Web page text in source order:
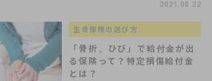
2021.08.22
生命保険の選び方
「骨折、ひび」で給付金が出
る保険って？特定損傷給付金
とは？